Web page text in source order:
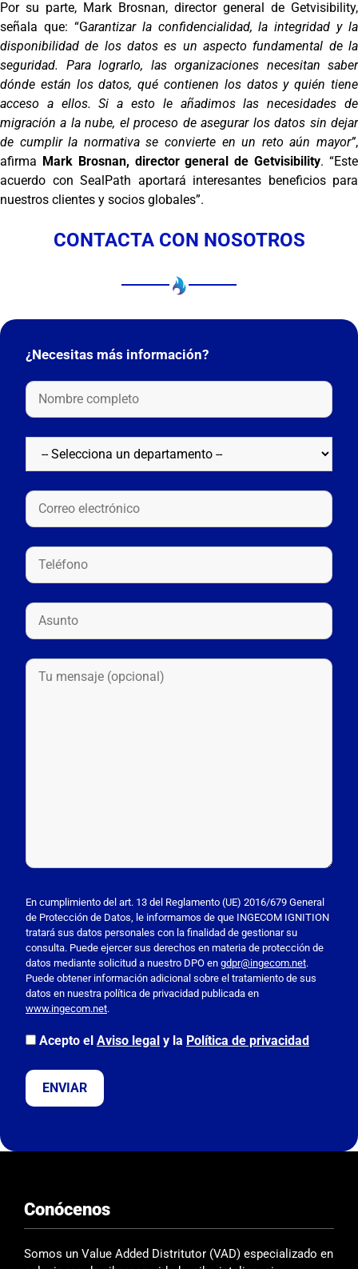
Por su parte, Mark Brosnan, director general de Getvisibility,
señala que: “Garantizar la confidencialidad, la integridad y la
disponibilidad de los datos es un aspecto fundamental de la
seguridad. Para lograrlo, las organizaciones necesitan saber
dónde están los datos, qué contienen los datos y quién tiene
acceso a ellos. Si a esto le añadimos las necesidades de
migración a la nube, el proceso de asegurar los datos sin dejar
de cumplir la normativa se convierte en un reto aún mayor”,
afirma Mark Brosnan, director general de Getvisibility. “Este
acuerdo con SealPath aportará interesantes beneficios para
nuestros clientes y socios globales”.
CONTACTA CON NOSOTROS
¿Necesitas más información?
o
r
f
a
v
o
r
,
e
s
c
a
m
En cumplimiento del art. 13 del Reglamento (UE) 2016/679 General
de Protección de Datos, le informamos de que INGECOM IGNITION
tratará sus datos personales con la finalidad de gestionar su
consulta. Puede ejercer sus derechos en materia de protección de
datos mediante solicitud a nuestro DPO en gdpr@ingecom.net.
Puede obtener información adicional sobre el tratamiento de sus
datos en nuestra política de privacidad publicada en
www.ingecom.net.
Acepto el Aviso legal y la Política de privacidad
Conócenos
Somos un Value Added Distritutor (VAD) especializado en